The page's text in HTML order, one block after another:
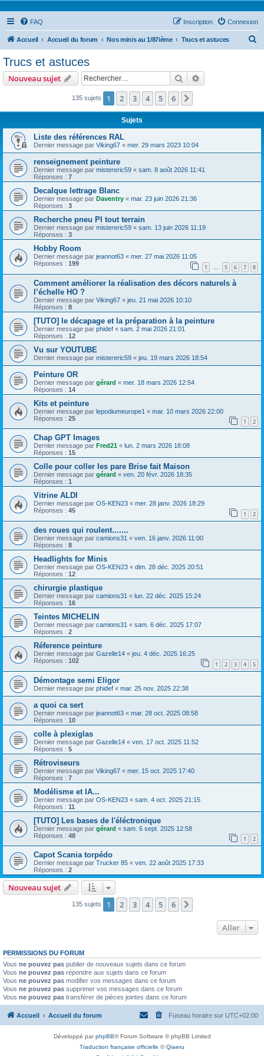
FAQ Connexion
Inscription
Accueil Accueil du forum Nos minis au 1/87ième Trucs et astuces
e
Trucs et astuces
Nouveau sujet Rechercher
135 sujets 1 2 3 4 5 6
Sujets
Liste des références RAL
Dernier message par Viking67 « mer. 29 mars 2023 10:04
renseignement peinture
Dernier message par mistereric59 « sam. 8 août 2026 11:41
Réponses : 7
Decalque lettrage Blanc
Dernier message par Daventry « mar. 23 juin 2026 21:36
Réponses : 3
Recherche pneu Pl tout terrain
Dernier message par mistereric59 « sam. 13 juin 2026 11:19
Réponses : 3
Hobby Room
Dernier message par jeannot63 « mer. 27 mai 2026 11:05
Réponses : 199 1 … 5 6 7 8
Comment améliorer la réalisation des décors naturels à
l’échelle HO ?
Dernier message par Viking67 « jeu. 21 mai 2026 10:10
Réponses : 8
[TUTO] le décapage et la préparation à la peinture
Dernier message par phidef « sam. 2 mai 2026 21:01
Réponses : 12
Vu sur YOUTUBE
Dernier message par mistereric59 « jeu. 19 mars 2026 18:54
Peinture OR
Dernier message par gérard « mer. 18 mars 2026 12:54
Réponses : 14
Kits et peinture
Dernier message par lepodiumeurope1 « mar. 10 mars 2026 22:00
Réponses : 25 1 2
Chap GPT Images
Dernier message par Fred21 « lun. 2 mars 2026 18:08
Réponses : 15
Colle pour coller les pare Brise fait Maison
Dernier message par gérard « ven. 20 févr. 2026 18:35
Réponses : 1
Vitrine ALDI
Dernier message par OS-KEN23 « mer. 28 janv. 2026 18:29
Réponses : 45 1 2
des roues qui roulent.......
Dernier message par camions31 « ven. 16 janv. 2026 11:00
Réponses : 8
Headlights for Minis
Dernier message par OS-KEN23 « dim. 28 déc. 2025 20:51
Réponses : 12
chirurgie plastique
Dernier message par camions31 « lun. 22 déc. 2025 15:24
Réponses : 16
Teintes MICHELIN
Dernier message par camions31 « sam. 6 déc. 2025 17:07
Réponses : 2
Réference peinture
Dernier message par Gazelle14 « jeu. 4 déc. 2025 16:25
Réponses : 102 1 2 3 4 5
Démontage semi Eligor
Dernier message par phidef « mar. 25 nov. 2025 22:38
a quoi ca sert
Dernier message par jeannot63 « mar. 28 oct. 2025 08:58
Réponses : 10
colle à plexiglas
Dernier message par Gazelle14 « ven. 17 oct. 2025 11:52
Réponses : 5
Rétroviseurs
Dernier message par Viking67 « mer. 15 oct. 2025 17:40
Réponses : 7
Modélisme et IA...
Dernier message par OS-KEN23 « sam. 4 oct. 2025 21:15
Réponses : 11
[TUTO] Les bases de l'éléctronique
Dernier message par gérard « sam. 6 sept. 2025 12:58
Réponses : 48 1 2
Capot Scania torpédo
Dernier message par Trucker 85 « ven. 22 août 2025 17:33
Réponses : 2
Nouveau sujet
135 sujets 1 2 3 4 5 6
Aller
PERMISSIONS DU FORUM
Vous ne pouvez pas publier de nouveaux sujets dans ce forum
Vous ne pouvez pas répondre aux sujets dans ce forum
Vous ne pouvez pas modifier vos messages dans ce forum
Vous ne pouvez pas supprimer vos messages dans ce forum
Vous ne pouvez pas transférer de pièces jointes dans ce forum
Accueil Accueil du forum Fuseau horaire sur UTC+02:00
Développé parphpBB® Forum Software © phpBB Limited
Traduction française officielle ©Qiaeru